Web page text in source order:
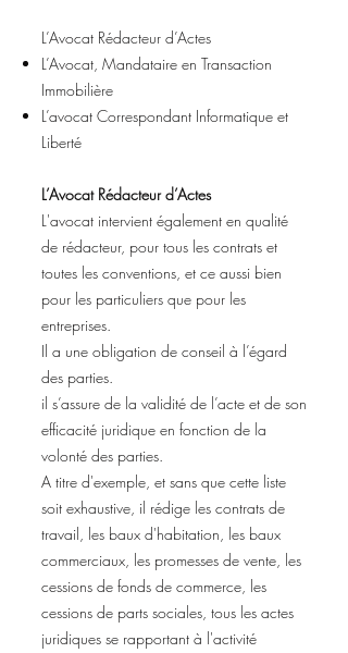
L’Avocat Rédacteur d’Actes
L’Avocat, Mandataire en Transaction
Immobilière
L’avocat Correspondant Informatique et
Liberté
L’Avocat Rédacteur d’Actes
L'avocat intervient également en qualité
de rédacteur, pour tous les contrats et
toutes les conventions, et ce aussi bien
pour les particuliers que pour les
entreprises.
Il a une obligation de conseil à l’égard
des parties.
il s’assure de la validité de l’acte et de son
efficacité juridique en fonction de la
volonté des parties.
A titre d'exemple, et sans que cette liste
soit exhaustive, il rédige les contrats de
travail, les baux d'habitation, les baux
commerciaux, les promesses de vente, les
cessions de fonds de commerce, les
cessions de parts sociales, tous les actes
juridiques se rapportant à l'activité